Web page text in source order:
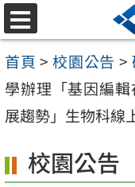
跳
至
主
要
內
區
選
單
首頁 > 校園公告 >
學辦理「基因編
展趨勢」生物科線
校園公告